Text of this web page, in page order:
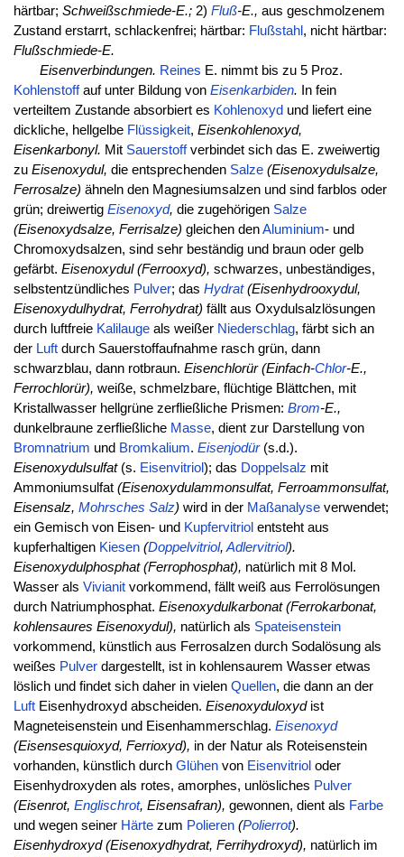
härtbar; Schweißschmiede-E.;2) Fluß-E., aus geschmolzenem
Zustand erstarrt, schlackenfrei; härtbar: Flußstahl , nicht härtbar:
Flußschmiede-E.
Eisenverbindungen. Reines E. nimmt bis zu 5 Proz.
Kohlenstoffauf unter Bildung von Eisenkarbiden. In fein
verteiltem Zustande absorbiert es Kohlenoxyd und liefert eine
dickliche, hellgelbe Flüssigkeit, Eisenkohlenoxyd,
Eisenkarbonyl. Mit Sauerstoffverbindet sich das E. zweiwertig
zu Eisenoxydul, die entsprechenden Salze (Eisenoxydulsalze,
Ferrosalze) ähneln den Magnesiumsalzen und sind farblos oder
grün; dreiwertig Eisenoxyd, die zugehörigen Salze
(Eisenoxydsalze, Ferrisalze) gleichen denAluminium- und
Chromoxydsalzen, sind sehr beständig und braun oder gelb
gefärbt. Eisenoxydul (Ferrooxyd), schwarzes, unbeständiges,
selbstentzündliches Pulver; das Hydrat(Eisenhydrooxydul,
Eisenoxydulhydrat, Ferrohydrat) fällt aus Oxydulsalzlösungen
durch luftfreie Kalilaugeals weißer Niederschlag, färbt sich an
der Luftdurch Sauerstoffaufnahme rasch grün, dann
schwarzblau, dann rotbraun. Eisenchlorür (Einfach-Chlor-E.,
Ferrochlorür), weiße, schmelzbare, flüchtige Blättchen, mit
Kristallwasser hellgrüne zerfließliche Prismen: Brom-E.,
dunkelbraune zerfließliche Masse, dient zur Darstellung von
Bromnatrium und Bromkalium. Eisenjodür(s.d.).
Eisenoxydulsulfat(s. Eisenvitriol); das Doppelsalz mit
Ammoniumsulfat (Eisenoxydulammonsulfat, Ferroammonsulfat,
Eisensalz, Mohrsches Salz) wird in der Maßanalyseverwendet;
ein Gemisch von Eisen- und Kupfervitriol entsteht aus
kupferhaltigen Kiesen (Doppelvitriol, Adlervitriol).
Eisenoxydulphosphat (Ferrophosphat), natürlich mit 8 Mol.
Wasser als Vivianitvorkommend, fällt weiß aus Ferrolösungen
durch Natriumphosphat. Eisenoxydulkarbonat (Ferrokarbonat,
kohlensaures Eisenoxydul), natürlich als Spateisenstein
vorkommend, künstlich aus Ferrosalzen durch Sodalösung als
weißes Pulverdargestellt, ist in kohlensaurem Wasser etwas
löslich und findet sich daher in vielen Quellen, die dann an der
LuftEisenhydroxyd abscheiden. Eisenoxyduloxydist
Magneteisenstein und Eisenhammerschlag. Eisenoxyd
(Eisensesquioxyd, Ferrioxyd), in der Natur als Roteisenstein
vorhanden, künstlich durch Glühenvon Eisenvitriol oder
Eisenhydroxyden als rotes, amorphes, unlösliches Pulver
(Eisenrot, Englischrot, Eisensafran), gewonnen, dient als Farbe
und wegen seiner Härtezum Polieren (Polierrot).
Eisenhydroxyd (Eisenoxydhydrat, Ferrihydroxyd), natürlich im